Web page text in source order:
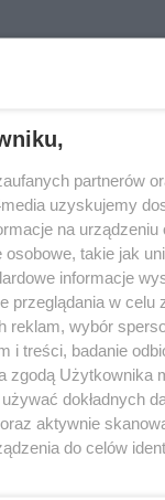
Prywatność
the:protocol
partnerów
uzyskujemy
na urządzeniu
takie jak
informacje
przeglądania w celu
reklam, wybór
i treści, badanie
zgodą Użytkownika
dokładnych
aktywnie
do celów